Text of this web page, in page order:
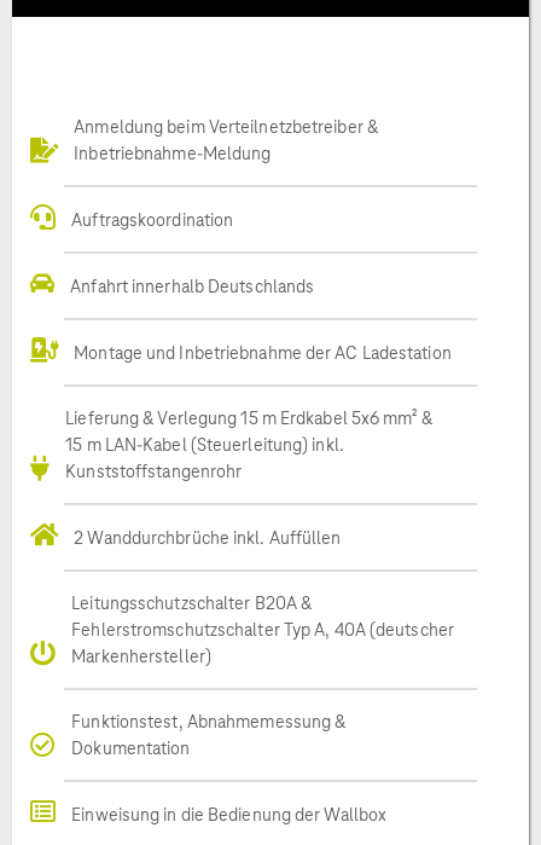
Anmeldung beim Verteilnetzbetreiber &
Inbetriebnahme-Meldung
Auftragskoordination
Anfahrt innerhalb Deutschlands
Montage und Inbetriebnahme der AC Ladestation
Lieferung & Verlegung 15 m Erdkabel 5x6 mm² &
15 m LAN-Kabel (Steuerleitung) inkl.
Kunststoffstangenrohr
2 Wanddurchbrüche inkl. Auffüllen
Leitungsschutzschalter B20A &
Fehlerstromschutzschalter Typ A, 40A (deutscher
Markenhersteller)
Funktionstest, Abnahmemessung &
Dokumentation
Einweisung in die Bedienung der Wallbox